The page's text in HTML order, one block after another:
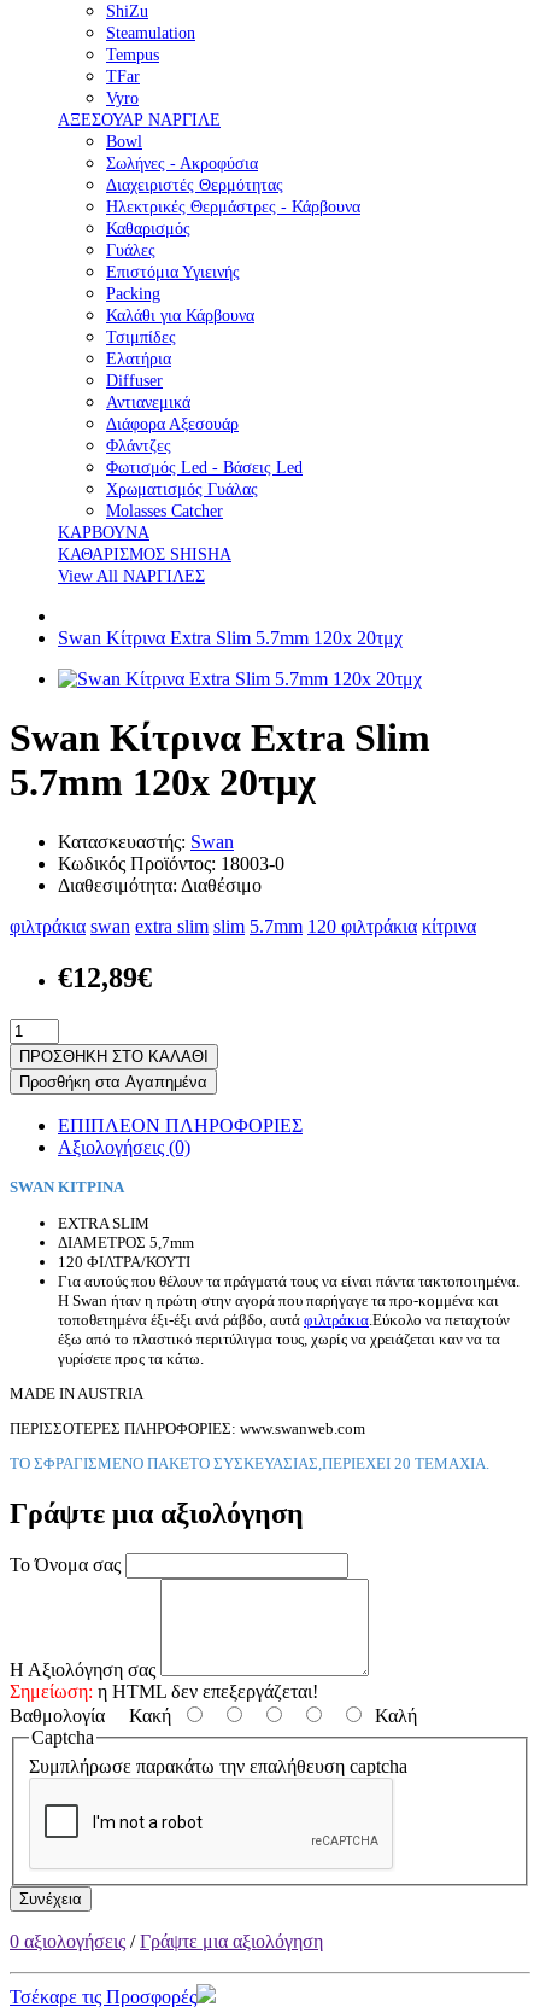
ShiZu
Steamulation
Tempus
TFar
Vyro
ΑΞΕΣΟΥΑΡ ΝΑΡΓΙΛΕ
Bowl
Σωλήνες - Ακροφύσια
Διαχειριστές Θερμότητας
Ηλεκτρικές Θερμάστρες - Κάρβουνα
Καθαρισμός
Γυάλες
Επιστόμια Υγιεινής
Packing
Καλάθι για Κάρβουνα
Τσιμπίδες
Ελατήρια
Diffuser
Αντιανεμικά
Διάφορα Αξεσουάρ
Φλάντζες
Φωτισμός Led - Βάσεις Led
Χρωματισμός Γυάλας
Molasses Catcher
ΚΑΡΒΟΥΝΑ
ΚΑΘΑΡΙΣΜΟΣ SHISHA
View All ΝΑΡΓΙΛΕΣ
Swan Κίτρινα Extra Slim 5.7mm 120x 20τμχ
Swan Κίτρινα Extra Slim
5.7mm 120x 20τμχ
Κατασκευαστής: Swan
Κωδικός Προϊόντος: 18003-0
Διαθεσιμότητα: Διαθέσιμο
φιλτράκια swan extra slim slim 5.7mm 120 φιλτράκια κίτρινα
€12,89€
ΠΡΟΣΘΗΚΗ ΣΤΟ ΚΑΛΑΘΙ
Προσθήκη στα Αγαπημένα
ΕΠΙΠΛΕΟΝ ΠΛΗΡΟΦΟΡΙΕΣ
Αξιολογήσεις (0)
SWAN ΚΙΤΡΙΝΑ
EXTRA SLIM
ΔΙΑΜΕΤΡΟΣ 5,7mm
120 ΦΙΛΤΡΑ/ΚΟΥΤΙ
Για αυτούς που θέλουν τα πράγματά τους να είναι πάντα τακτοποιημένα.
Η Swan ήταν η πρώτη στην αγορά που παρήγαγε τα προ-κομμένα και
τοποθετημένα έξι-έξι ανά ράβδο, αυτά φιλτράκια .Εύκολο να πεταχτούν
έξω από το πλαστικό περιτύλιγμα τους, χωρίς να χρειάζεται καν να τα
γυρίσετε προς τα κάτω.
MADE IN AUSTRIA
ΠΕΡΙΣΣΟΤΕΡΕΣ ΠΛΗΡΟΦΟΡΙΕΣ: www.swanweb.com
ΤΟ ΣΦΡΑΓΙΣΜΕΝΟ ΠΑΚΕΤΟ ΣΥΣΚΕΥΑΣΙΑΣ,ΠΕΡΙΕΧΕΙ 20 ΤΕΜΑΧΙΑ.
Γράψτε μια αξιολόγηση
Το Όνομα σας
Η Αξιολόγηση σας
Σημείωση: η HTML δεν επεξεργάζεται!
Βαθμολογία Κακή
Καλή
Captcha
Συμπλήρωσε παρακάτω την επαλήθευση captcha
Συνέχεια
0 αξιολογήσεις /Γράψτε μια αξιολόγηση
Τσέκαρε τις Προσφορές